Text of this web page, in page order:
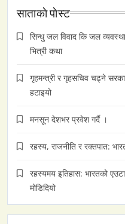
साताकाे पाेस्ट
सिन्धु जल विवाद कि जल
भित्री कथा
गृहमन्त्री र गृहसचिव चढ्ने
हटाइयो
मनसून देशभर प्रवेश गर्दै ।
रहस्य, राजनीति र रक्तपात:
रहस्यमय इतिहास: भारतको
मोडिदियो